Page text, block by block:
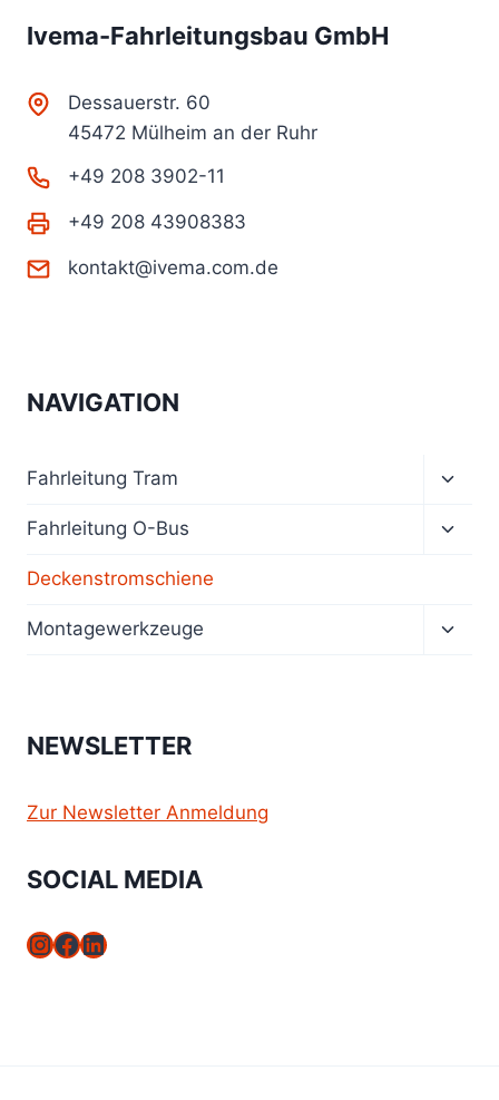
Ivema-Fahrleitungsbau GmbH
Dessauerstr. 60
45472 Mülheim an der Ruhr
+49 208 3902-11
+49 208 43908383
kontakt@ivema.com.de
NAVIGATION
Fahrleitung Tram
Fahrleitung O-Bus
Deckenstromschiene
Montagewerkzeuge
NEWSLETTER
Zur Newsletter Anmeldung
SOCIAL MEDIA
Instagram
Facebook
LinkedIn